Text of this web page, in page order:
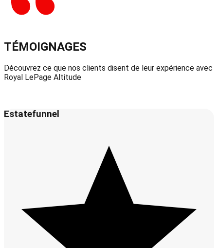
TÉMOIGNAGES
Découvrez ce que nos clients disent de leur expérience avec
Royal LePage Altitude
Estatefunnel